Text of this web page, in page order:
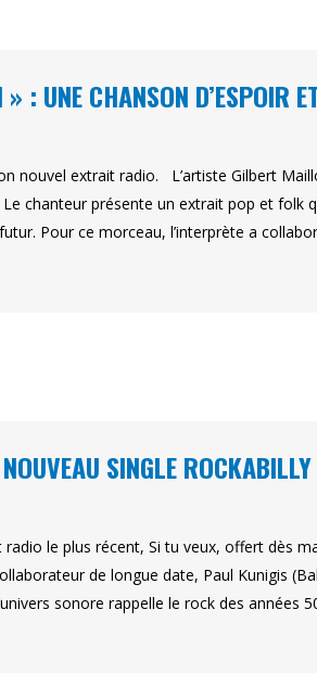
: UNE CHANSON D’ESPOIR
nouvel extrait radio. L’artiste Gilbert
chanteur présente un extrait pop et folk
Pour ce morceau, l’interprète a
SINGLE
radio le plus récent, Si tu veux, offert dès
de longue date, Paul Kunigis
sonore rappelle le rock des années